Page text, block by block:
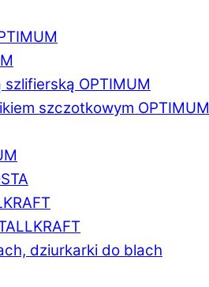
OPTIMUM
szczotkowym OPTIMUM
dziurkarki do blach